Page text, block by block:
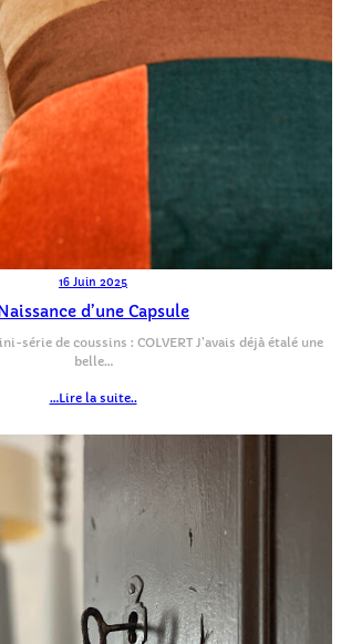
16 Juin 2025
d’une Capsule
série de coussins : COLVERT J’avais déjà étalé une
belle…
…Lire la suite..